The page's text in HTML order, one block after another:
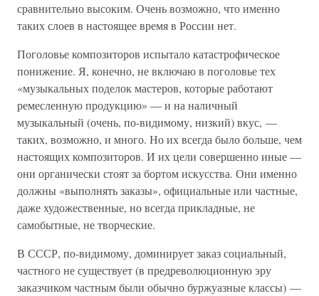
сравнительно высоким. Очень возможно, что именно
таких слоев в настоящее время в России нет.
Поголовье композиторов испытало катастрофическое
понижение. Я, конечно, не включаю в поголовье тех
«музыкальных поделок мастеров, которые работают
ремесленную продукцию» — и на наличный
музыкальный (очень, по-видимому, низкий) вкус, —
таких, возможно, и много. Но их всегда было больше, чем
настоящих композиторов. И их цели совершенно иные —
они органически стоят за бортом искусства. Они именно
должны «выполнять заказы», официальные или частные,
даже художественные, но всегда прикладные, не
самобытные, не творческие.
В СССР, по-видимому, доминирует заказ социальный,
частного не существует (в предреволюционную эру
заказчиком частным были обычно буржуазные классы) —